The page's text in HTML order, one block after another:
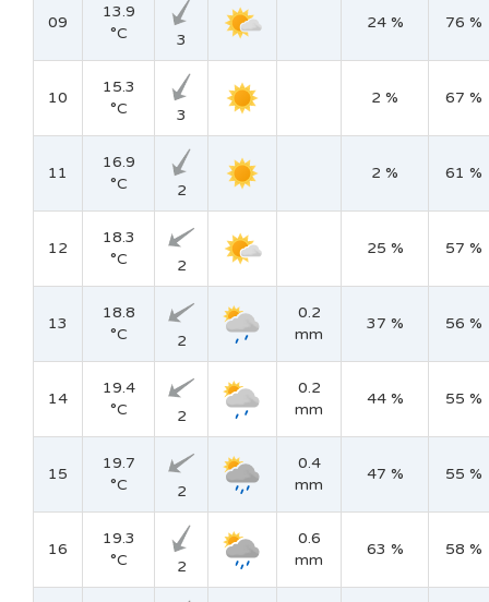
09
13.9
°C
3
24 % 76 %
10
15.3
°C
3
2 % 67 %
11
16.9
°C
2
2 % 61 %
12
18.3
°C
2
25 % 57 %
13
18.8
°C
2
0.2
mm
37 % 56 %
14
19.4
°C
2
0.2
mm
44 % 55 %
15
19.7
°C
2
0.4
mm
47 % 55 %
16
19.3
°C
2
0.6
mm
63 % 58 %